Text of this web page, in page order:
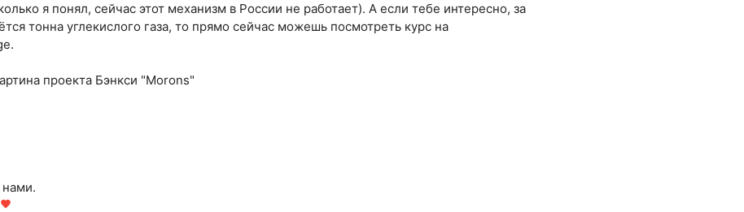
я понял, сейчас этот механизм в России не работает). А если тебе интересно, за
тонна углекислого газа, то прямо сейчас можешь посмотреть курс на
проекта Бэнкси "Morons"
нами.
favorite